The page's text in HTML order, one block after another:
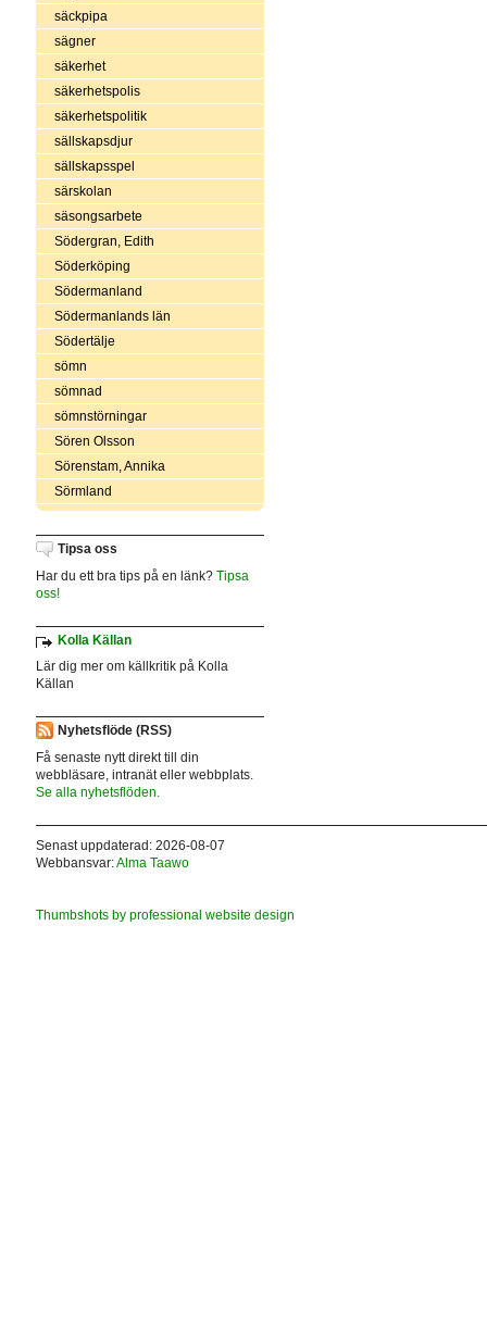
säckpipa
sägner
säkerhet
säkerhetspolis
säkerhetspolitik
sällskapsdjur
sällskapsspel
särskolan
säsongsarbete
Södergran, Edith
Söderköping
Södermanland
Södermanlands län
Södertälje
sömn
sömnad
sömnstörningar
Sören Olsson
Sörenstam, Annika
Sörmland
Tipsa oss
Har du ett bra tips på en länk? Tipsa
oss!
Kolla Källan
Lär dig mer om källkritik på Kolla
Källan
Nyhetsflöde (RSS)
Få senaste nytt direkt till din
webbläsare, intranät eller webbplats.
Se alla nyhetsflöden.
Senast uppdaterad: 2026-08-07
Webbansvar:Alma Taawo
Thumbshots by professional website design